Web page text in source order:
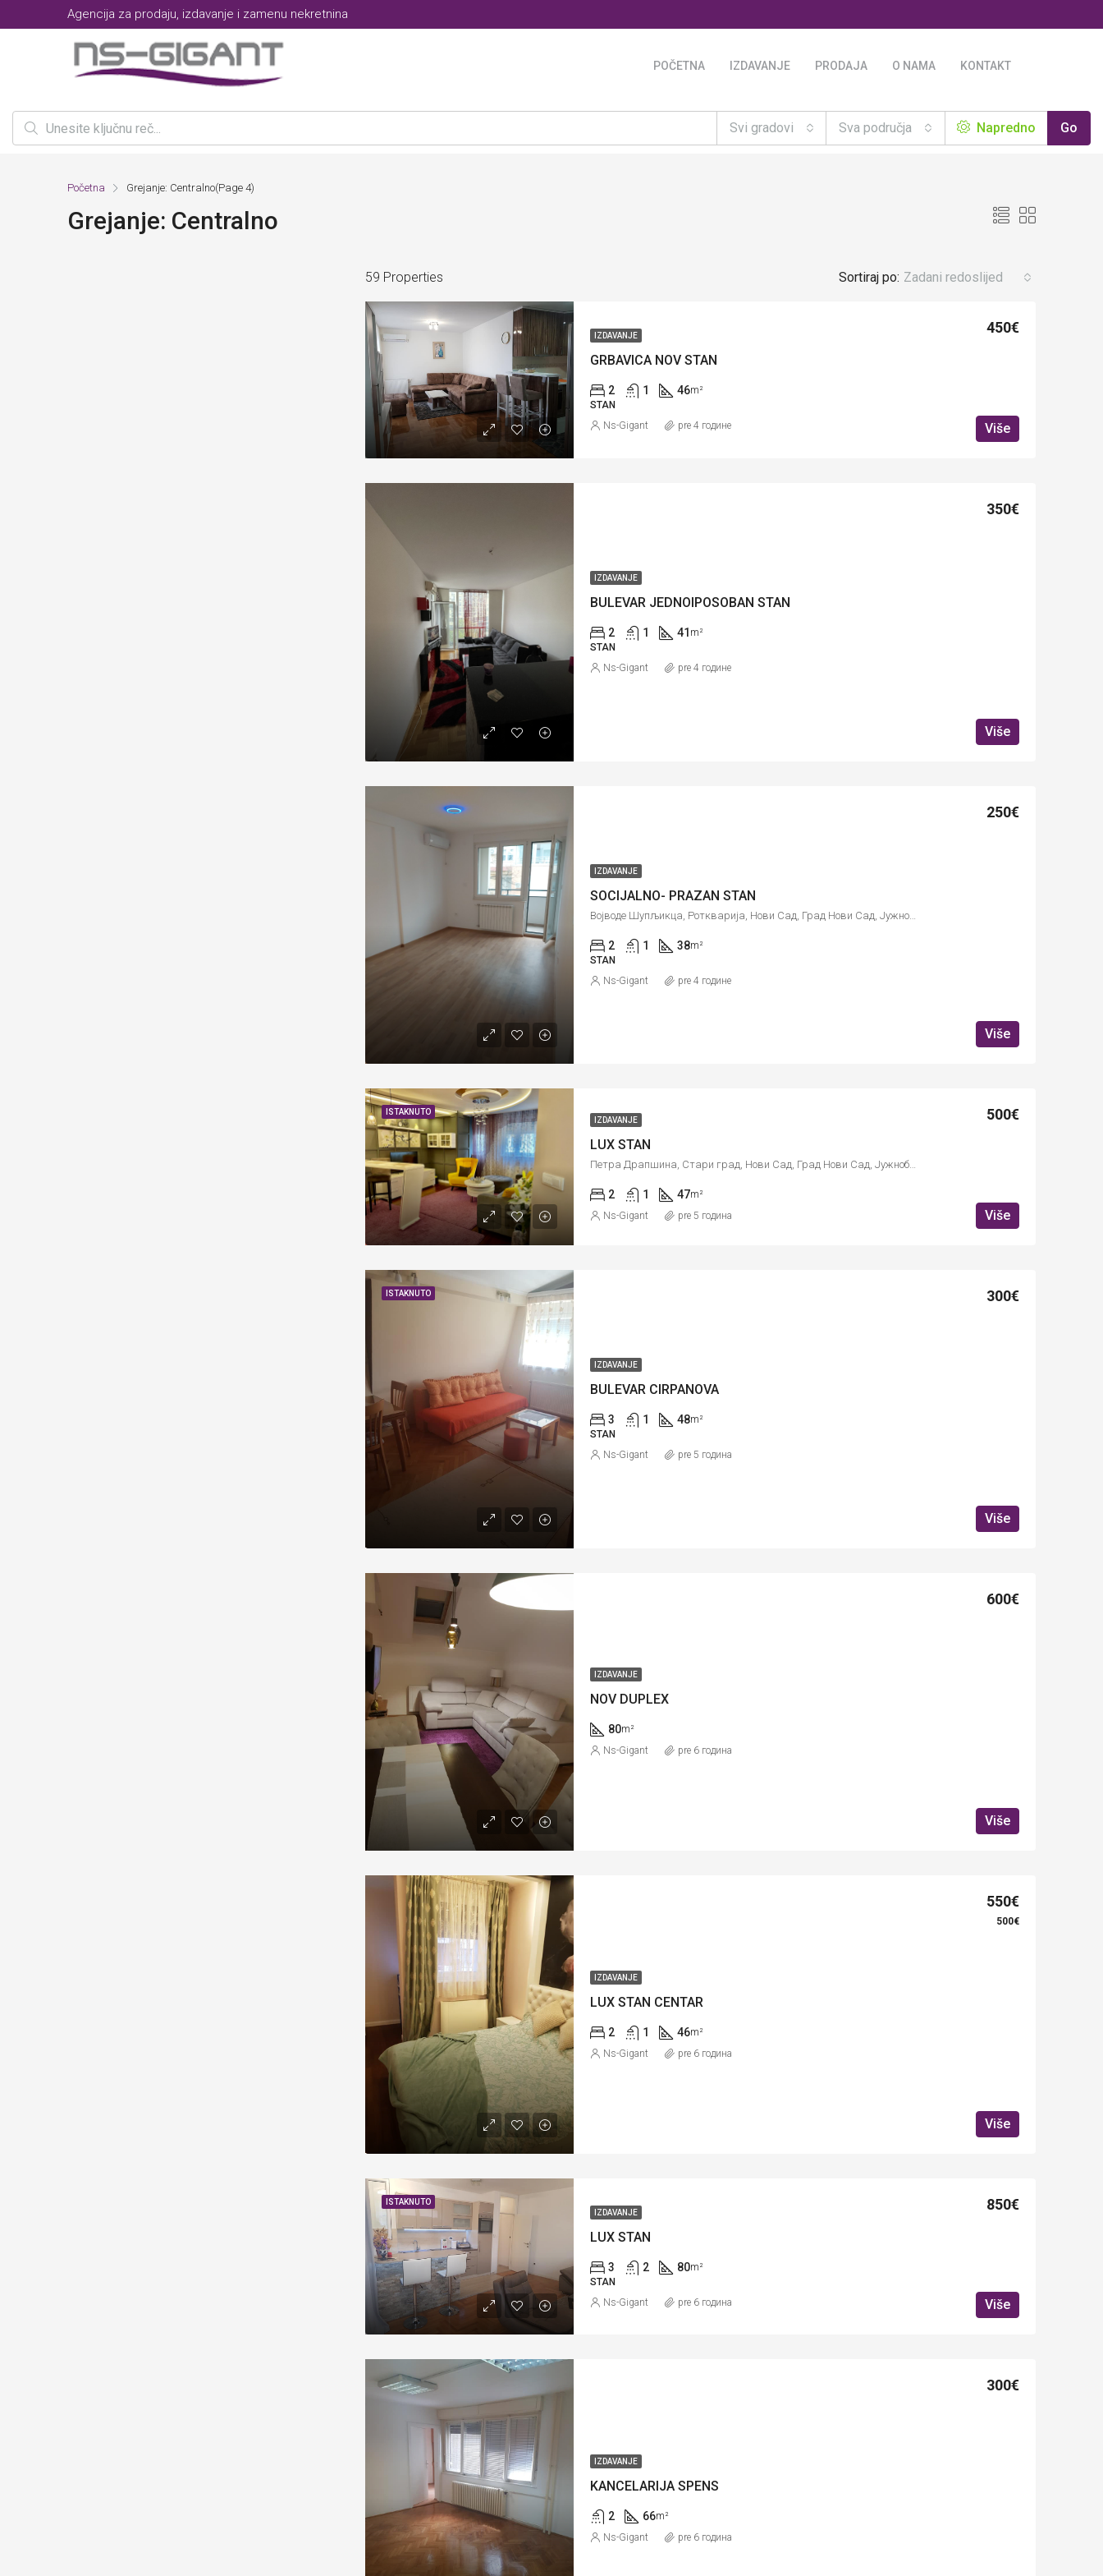
Agencija za prodaju, izdavanje i zamenu nekretnina
POČETNA IZDAVANJE PRODAJA O NAMA KONTAKT
Svi gradovi Sva područja Napredno Go
Početna Grejanje: Centralno(Page 4)
Grejanje: Centralno
59 Properties Sortiraj po: Zadani redoslijed
IZDAVANJE
GRBAVICA NOV STAN
450€
2 1 46m²
STAN
Više
Ns-Gigant pre 4 године
IZDAVANJE
BULEVAR JEDNOIPOSOBAN STAN
350€
2 1 41 m²
STAN
Više
Ns-Gigant pre 4 године
IZDAVANJE
SOCIJALNO- PRAZAN STAN
250€
2 1 38m²
STAN
Više
Ns-Gigant pre 4 године
ISTAKNUTO
IZDAVANJE
LUX STAN
500€
2 1 47m²
Više
Ns-Gigant pre 5 година
ISTAKNUTO
IZDAVANJE
BULEVAR CIRPANOVA
300€
3 1 48m²
STAN
Više
Ns-Gigant pre 5 година
IZDAVANJE
NOV DUPLEX
600€
80m²
Više
Ns-Gigant pre 6 година
IZDAVANJE
LUX STAN CENTAR
550€
500€
2 1 46m²
Više
Ns-Gigant pre 6 година
ISTAKNUTO
IZDAVANJE
LUX STAN
850€
3 2 80m²
STAN
Više
Ns-Gigant pre 6 година
IZDAVANJE
KANCELARIJA SPENS
300€
2 66m²
Ns-Gigant pre 6 година